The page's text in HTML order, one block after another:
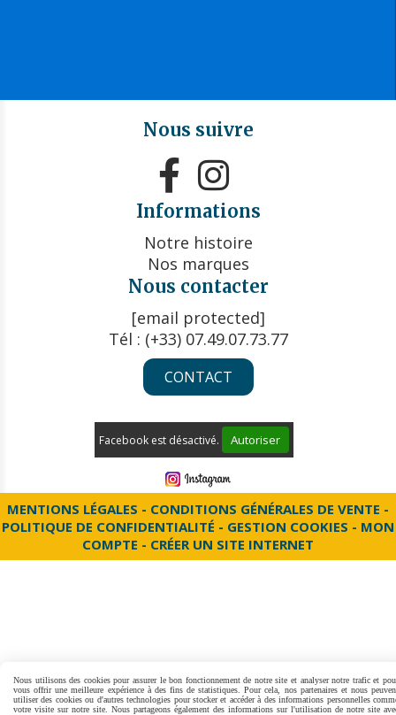
Nous suivre
 
Informations
Notre histoire
Nos marques
Nous contacter
[email protected]
Tél : (+33) 07.49.07.73.77
CONTACT
Facebook est désactivé. Autoriser
MENTIONS LÉGALES
CONDITIONS GÉNÉRALES DE VENTE
POLITIQUE DE CONFIDENTIALITÉ
GESTION COOKIES
MON
COMPTE
CRÉER UN SITE INTERNET
Nous utilisons des cookies pour assurer le bon fonctionnement de notre site et analyser notre trafic et
vous offrir une meilleure expérience à des fins de statistiques. Pour cela, nos partenaires et nous
utiliser des cookies ou d'autres technologies pour stocker et accéder à des informations personnelles
votre visite sur notre site. Nous partageons également des informations sur l'utilisation de notre site